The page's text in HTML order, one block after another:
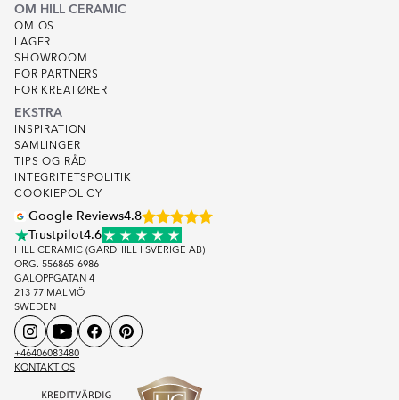
OM HILL CERAMIC
OM OS
LAGER
SHOWROOM
FOR PARTNERS
FOR KREATØRER
EKSTRA
INSPIRATION
SAMLINGER
TIPS OG RÅD
INTEGRITETSPOLITIK
COOKIEPOLICY
Google Reviews4.8
Trustpilot4.6
HILL CERAMIC (GARDHILL I SVERIGE AB)
ORG. 556865-6986
GALOPPGATAN 4
213 77 MALMÖ
SWEDEN
+46406083480
KONTAKT OS